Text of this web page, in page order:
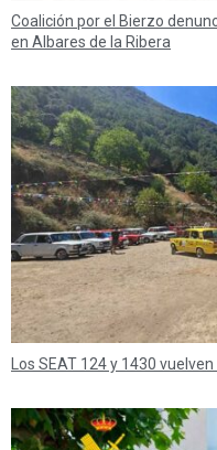
Coalición por el Bierzo
en Albares de la Ribera
Los SEAT 124 y 1430